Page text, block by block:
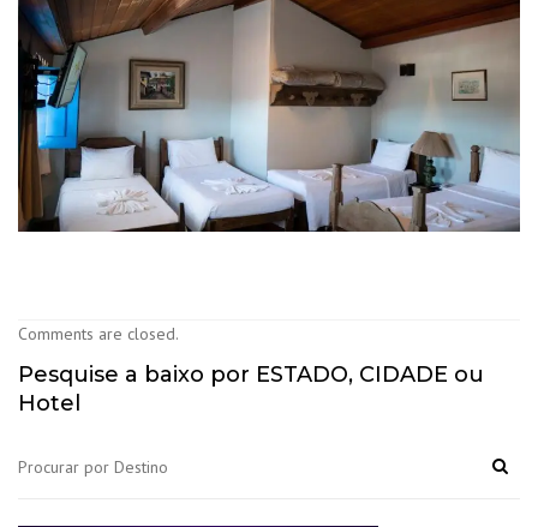
Comments are closed.
Pesquise a baixo por ESTADO, CIDADE ou
Hotel